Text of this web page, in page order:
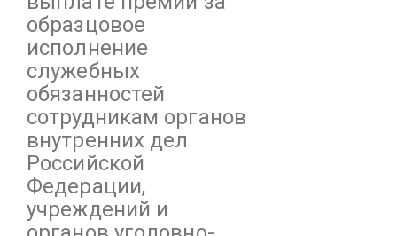
образцовое
исполнение
служебных
обязанностей
сотрудникам органов
внутренних дел
Российской
Федерации,
учреждений и